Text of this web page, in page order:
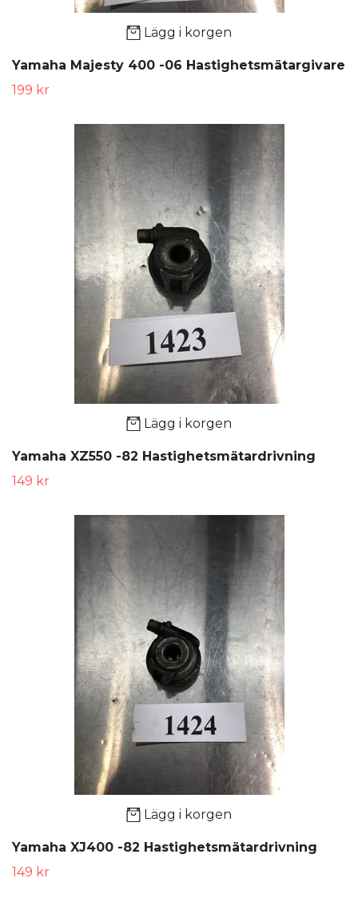
Lägg i korgen
Yamaha Majesty 400 -06 Hastighetsmätargivare
199 kr
Lägg i korgen
Yamaha XZ550 -82 Hastighetsmätardrivning
149 kr
Lägg i korgen
Yamaha XJ400 -82 Hastighetsmätardrivning
149 kr